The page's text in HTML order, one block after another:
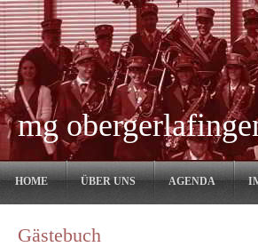
mg
NAVIGATION
HOME ÜBER UNS AGENDA
Gästebuch